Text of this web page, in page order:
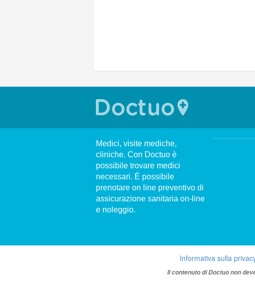
Medici, visite mediche,
cliniche. Con Doctuo è
possibile trovare medici
necessari. È possibile
prenotare on line preventivo di
assicurazione sanitaria on-line
e noleggio.
Informativa sulla
Il contenuto di Doctuo non